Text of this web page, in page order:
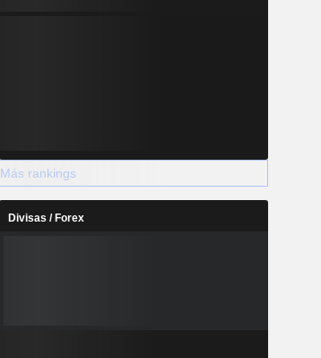
Más rankings
Divisas / Forex